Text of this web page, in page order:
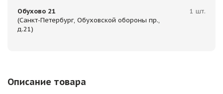
Обухово 21
(Санкт-Петербург, Обуховской обороны пр.,
д.21)
1 шт.
Описание товара